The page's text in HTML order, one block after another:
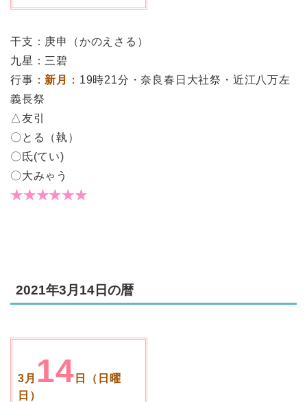
干支：庚申（かのえさる）
九星：三碧
行事： 新月
：19時21分・奈良春日大社祭・近江八万左
義長祭
△友引
〇とる（執）
〇氐(てい)
〇大みゃう
★★★★★★
2021年3月14日の暦
3月 14 日（日曜
日）